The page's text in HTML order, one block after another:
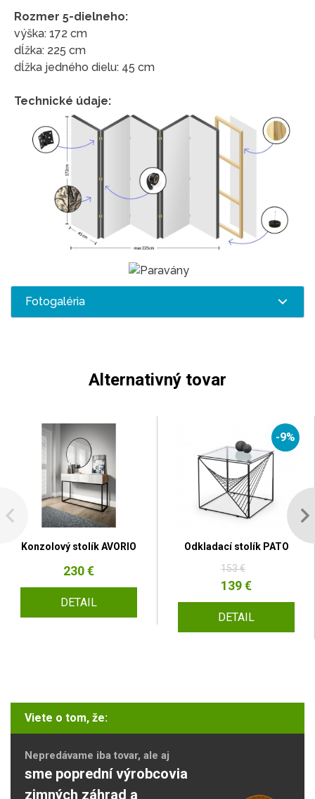
Rozmer 5-dielneho:
výška: 172 cm
dĺžka: 225 cm
dĺžka jedného dielu: 45 cm
Technické údaje:
Fotogaléria
Alternativný tovar
Konzolový stolík AVORIO
230 €
DETAIL
-9%
Odkladací stolík PATO
153 €
139 €
DETAIL
Viete o tom, že:
Nepredávame iba tovar, ale aj
sme poprední výrobcovia
zimných záhrad a